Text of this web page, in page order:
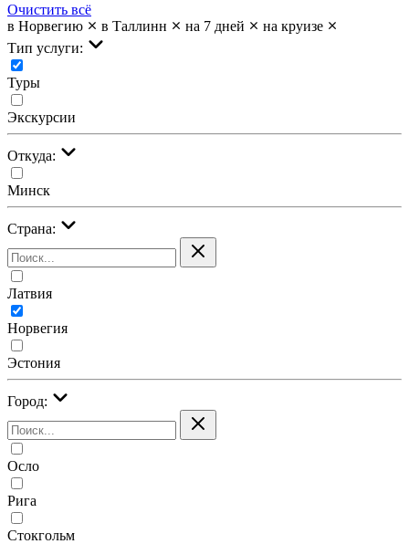
Очистить всё
в Норвегию
в Таллинн на 7 дней
на круизе
Тип услуги:
Туры
Экскурсии
Откуда:
Минск
Страна:
Латвия
Норвегия
Эстония
Город:
Осло
Рига
Стокгольм